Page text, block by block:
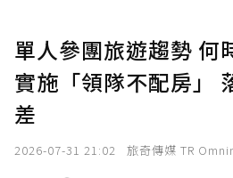
單人參團旅遊趨勢
實施「領隊不配房」
差
2026-07-31 21:02 旅奇傳媒 TR